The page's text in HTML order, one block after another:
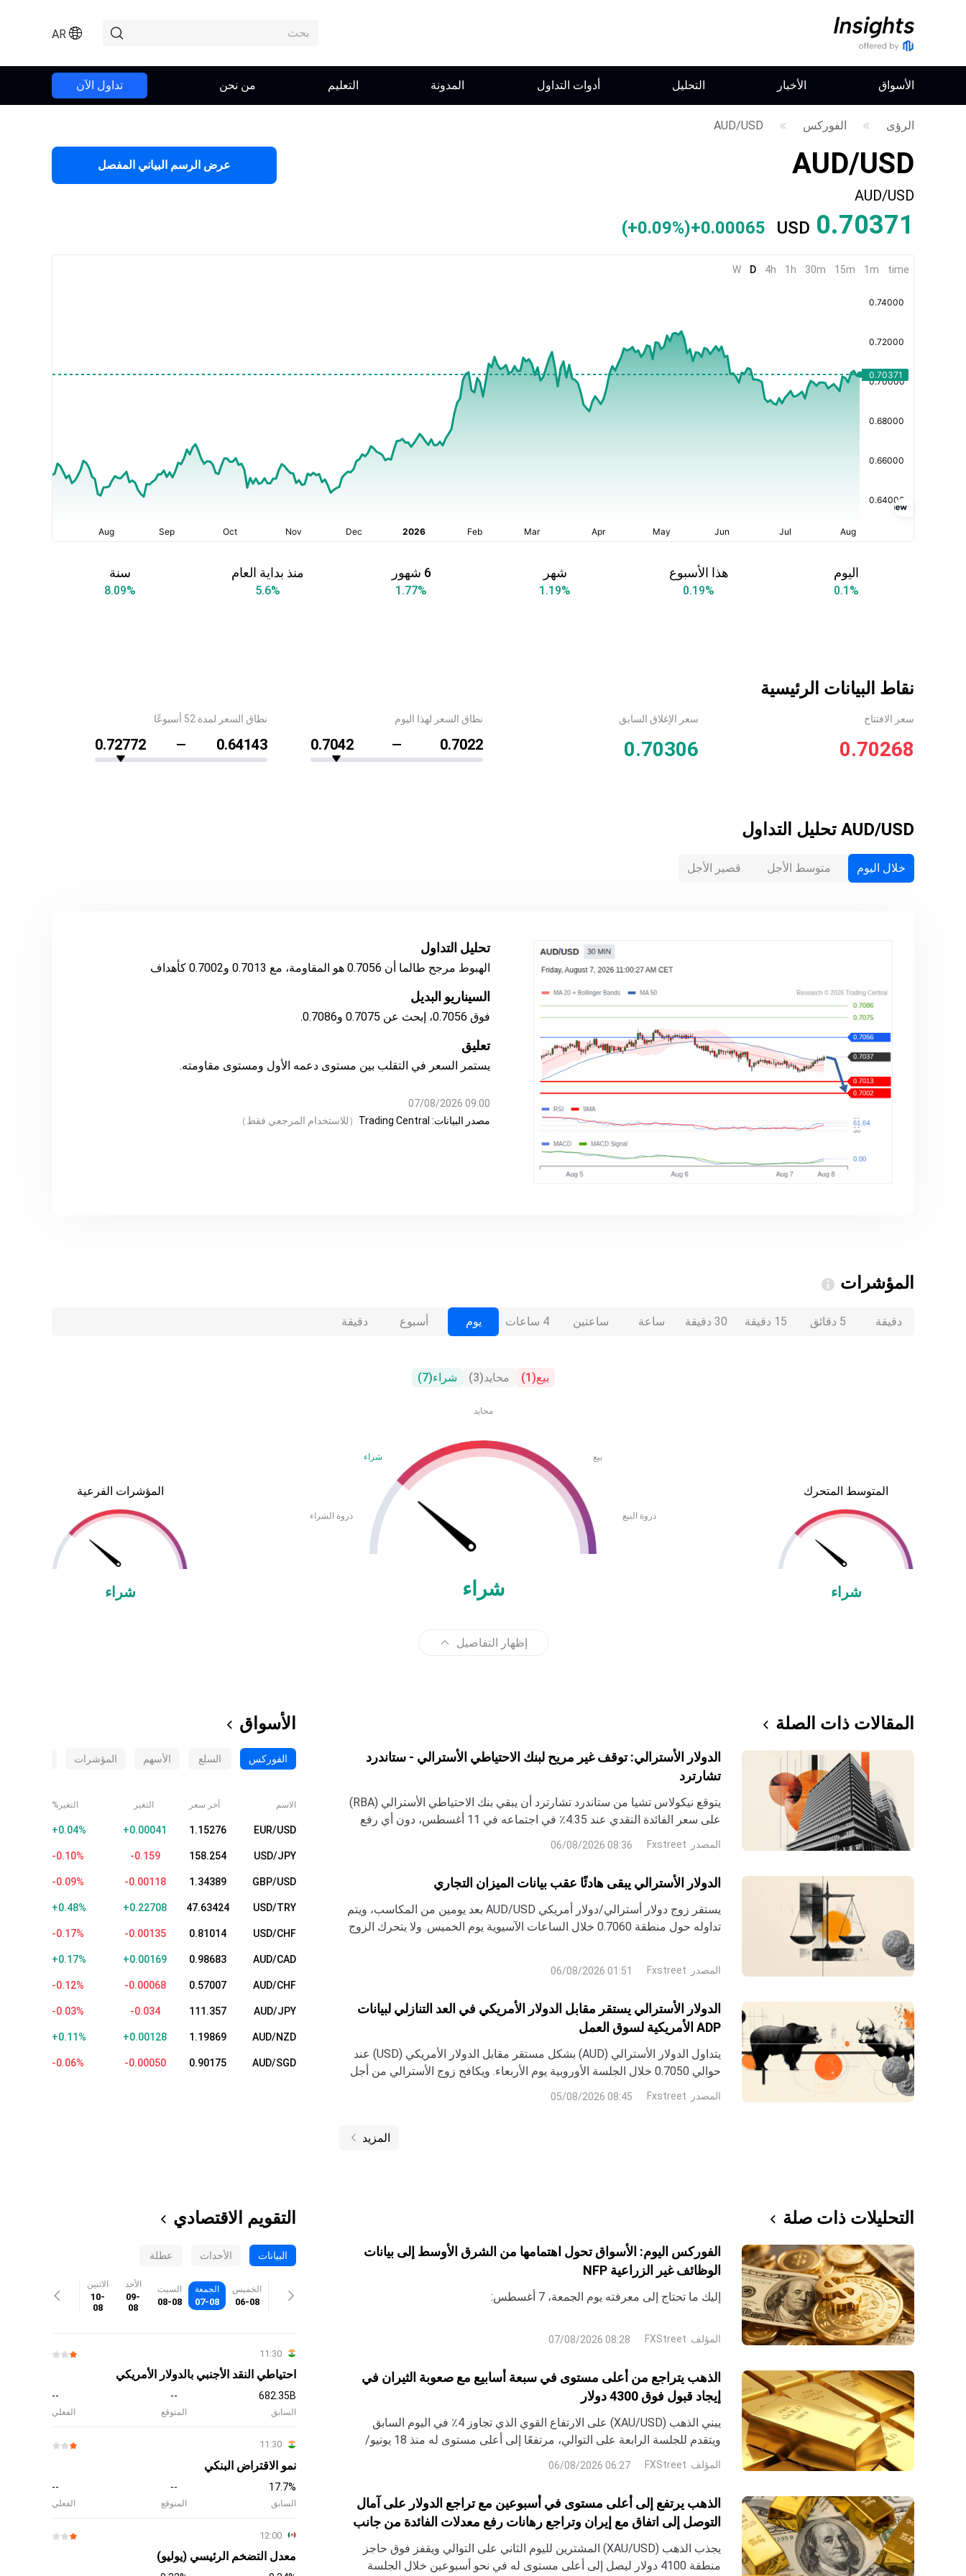
AR
الأسواق الأخبار التحليل أدوات التداول المدونة التعليم من نحن تداول الآن
الرؤى الفوركس AUD/USD
AUD/USD عرض الرسم البياني المفصل
AUD/USD
0.70371
USD
+0.00065
(+0.09%)
time
1m
15m
30m
1h
4h
D
W
اليوم
0.1 %
هذا الأسبوع
0.19%
شهر
1.19%
6 شهور
1.77%
منذ بداية العام
5.6%
سنة
8.09%
نقاط البيانات الرئيسية
سعر الافتتاح سعر الإغلاق السابق نطاق السعر لهذا اليوم نطاق السعر لمدة 52 أسبوعًا
0.70268
0.70306
0.7022
0.7042
0.64143
0.72772
AUD/USD تحليل التداول
خلال اليوم متوسط الأجل قصير الأجل
تحليل التداول
الهبوط مرجح طالما أن 0.7056 هو المقاومة، مع 0.7013 و0.7002 كأهداف
السيناريو البديل
فوق 0.7056، إبحث عن 0.7075 و0.7086.
تعليق
يستمر السعر في التقلب بين مستوى دعمه الأول ومستوى مقاومته.
09:00 07/08/2026
مصدر البيانات: Trading Central
（للاستخدام المرجعي فقط）
المؤشرات
دقيقة 5 دقائق 15 دقيقة 30 دقيقة ساعة ساعتين 4 ساعات يوم أسبوع دقيقة
بيع(
1
) محايد(
3
) شراء(
7
)
المتوسط المتحرك
شراء
محايد
بيع شراء
ذروة البيع ذروة الشراء
شراء
المؤشرات الفرعية
شراء
إظهار التفاصيل
المقالات ذات الصلة
الدولار الأسترالي: توقف غير مريح لبنك الاحتياطي الأسترالي - ستاندرد
تشارترد
يتوقع نيكولاس تشيا من ستاندرد تشارترد أن يبقي بنك الاحتياطي الأسترالي (RBA)
على سعر الفائدة النقدي عند 4.35٪ في اجتماعه في 11 أغسطس، دون أي رفع
إضافي هذا العام. وقد تراجع التضخم الأساسي في الربع الثاني وتراجعت التوقعات
قصيرة الأجل، بينما ضعف سوق العمل.
المصدر Fxstreet
08:36 06/08/2026
الدولار الأسترالي يبقى هادئًا عقب بيانات الميزان التجاري
يستقر زوج دولار أسترالي/دولار أمريكي AUD/USD بعد يومين من المكاسب، ويتم
تداوله حول منطقة 0.7060 خلال الساعات الآسيوية يوم الخميس. ولا يتحرك الزوج
المصدر Fxstreet
01:51 06/08/2026
الدولار الأسترالي يستقر مقابل الدولار الأمريكي في العد التنازلي لبيانات
ADP الأمريكية لسوق العمل
يتداول الدولار الأسترالي (AUD) بشكل مستقر مقابل الدولار الأمريكي (USD) عند
حوالي 0.7050 خلال الجلسة الأوروبية يوم الأربعاء. ويكافح زوج الأسترالي من أجل
المصدر Fxstreet
08:45 05/08/2026
المزيد
الأسواق
الفوركس السلع الأسهم المؤشرات
الاسم آخر سعر التغير التغير%
EUR/USD
1.15276
+0.00041
+0.04%
USD/JPY
158.252
-0.161
-0.10%
GBP/USD
1.34397
-0.00110
-0.08%
USD/TRY
47.63410
+0.22694
+0.48%
USD/CHF
0.81025
-0.00124
-0.15%
AUD/CAD
0.98665
+0.00151
+0.15%
AUD/CHF
0.57008
-0.00067
-0.12%
AUD/JPY
111.359
-0.032
-0.03%
AUD/NZD
1.19869
+0.00128
+0.11%
AUD/SGD
0.90178
-0.00047
-0.05%
التحليلات ذات صلة
الفوركس اليوم: الأسواق تحول اهتمامها من الشرق الأوسط إلى بيانات
الوظائف غير الزراعية NFP
إليك ما تحتاج إلى معرفته يوم الجمعة، 7 أغسطس:
المؤلف FXStreet
08:28 07/08/2026
الذهب يتراجع من أعلى مستوى في سبعة أسابيع مع صعوبة الثيران في
إيجاد قبول فوق 4300 دولار
يبني الذهب (XAU/USD) على الارتفاع القوي الذي تجاوز 4٪ في اليوم السابق
ويتقدم للجلسة الرابعة على التوالي، مرتفعًا إلى أعلى مستوى له منذ 18 يونيو/
حزيران خلال الجلسة الآسيوية يوم الخميس.
المؤلف FXStreet
06:27 06/08/2026
الذهب يرتفع إلى أعلى مستوى في أسبوعين مع تراجع الدولار على آمال
التوصل إلى اتفاق مع إيران وتراجع رهانات رفع معدلات الفائدة من جانب
البنك الاحتياطي الفيدرالي Fed
يجذب الذهب (XAU/USD) المشترين لليوم الثاني على التوالي ويقفز فوق حاجز
منطقة 4100 دولار ليصل إلى أعلى مستوى له في نحو أسبوعين خلال الجلسة
التقويم الاقتصادي
البيانات الأحداث عطلة
الخميس
06-08
الجمعة
07-08
السبت
08-08
الأحد
09-
08
الاثنين
10-
08
11:30
احتياطي النقد الأجنبي بالدولار الأمريكي
682.35B
--
--
السابق المتوقع الفعلي
11:30
نمو الاقتراض البنكي
17.7%
--
--
السابق المتوقع الفعلي
12:00
معدل التضخم الرئيسي (يوليو)